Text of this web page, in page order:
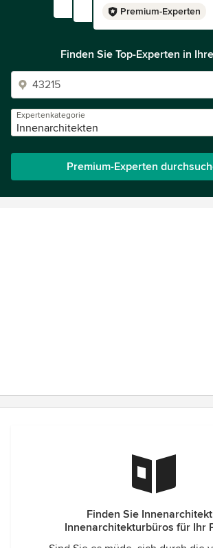
Premium-Experten
Finden Sie Top-Experten in
Expertenkategorie
Innenarchitekten
Premium-Experten
Finden Sie
Innenarchitekturbüros für Ihr